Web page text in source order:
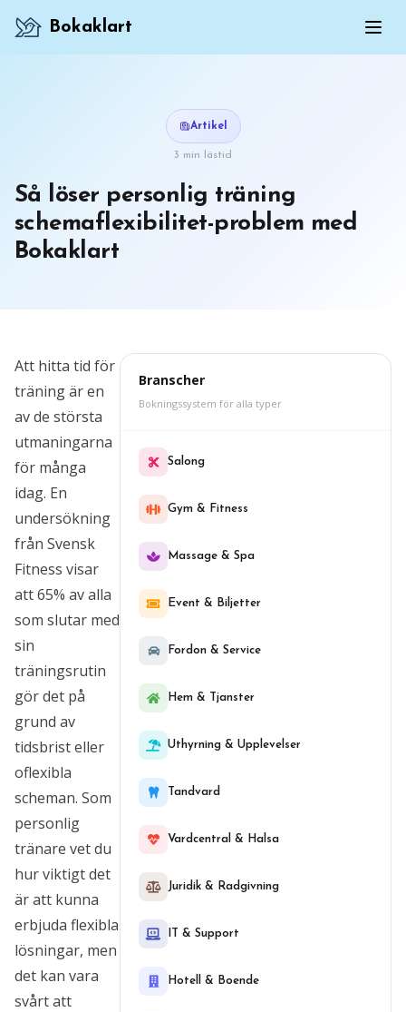
Bokaklart
Artikel
3 min lästid
Så löser personlig träning
schemaflexibilitet-problem med
Bokaklart
Att hitta tid för
träning är en
av de största
utmaningarna
för många
idag. En
undersökning
från Svensk
Fitness visar
att 65% av alla
som slutar med
sin
träningsrutin
gör det på
grund av
tidsbrist eller
oflexibla
scheman. Som
personlig
tränare vet du
hur viktigt det
är att kunna
erbjuda flexibla
lösningar, men
det kan vara
svårt att
Branscher
Bokningssystem för alla typer
Salong
Gym & Fitness
Massage & Spa
Event & Biljetter
Fordon & Service
Hem & Tjanster
Uthyrning & Upplevelser
Tandvard
Vardcentral & Halsa
Juridik & Radgivning
IT & Support
Hotell & Boende